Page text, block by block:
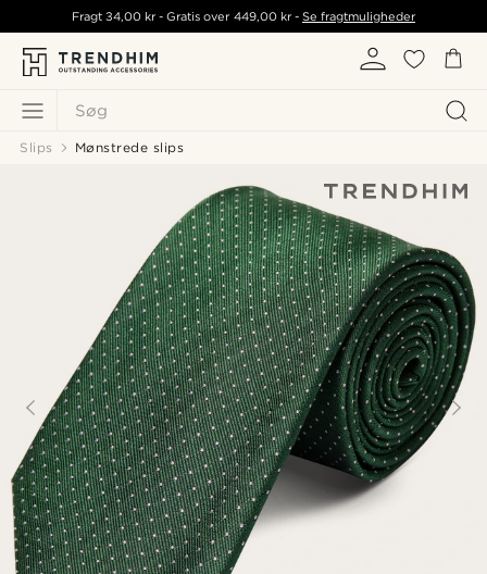
Søg
Fragt34,00 kr - Gratis over 449,00 kr- Se fragtmuligheder
Slips Mønstrede slips